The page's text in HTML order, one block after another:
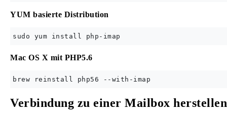
YUM basierte Distribution
Mac OS X mit PHP5.6
Verbindung zu einer Mailbox herstellen